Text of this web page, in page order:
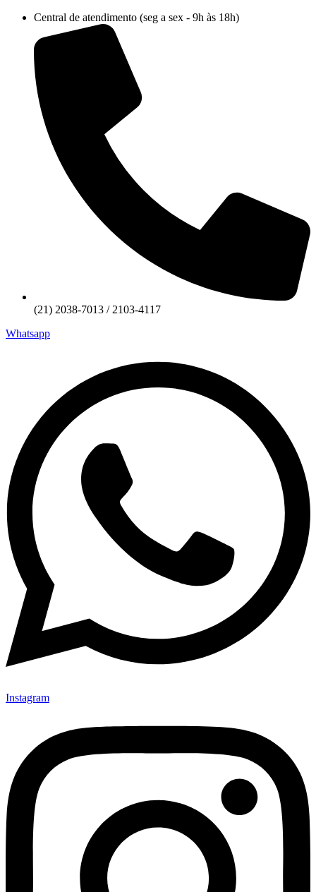
conteúdo
Central de atendimento (seg a sex - 9h às 18h)
(21) 2038-7013 / 2103-4117
Whatsapp
Instagram